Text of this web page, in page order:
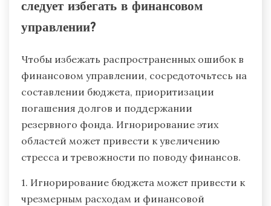
следует избегать в финансовом
управлении?
Чтобы избежать распространенных ошибок в
финансовом управлении, сосредоточьтесь на
составлении бюджета, приоритизации
погашения долгов и поддержании
резервного фонда. Игнорирование этих
областей может привести к увеличению
стресса и тревожности по поводу финансов.
1. Игнорирование бюджета может привести к
чрезмерным расходам и финансовой